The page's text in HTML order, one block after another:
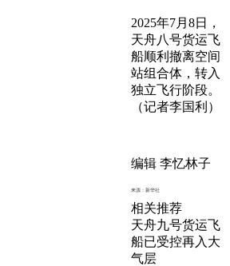
2025年7月8日，
天舟八号货运飞
船顺利撤离空间
站组合体，转入
独立飞行阶段。
（记者李国利）
编辑 李忆林子
来源：新华社
相关推荐
天舟九号货运飞
船已受控再入大
气层